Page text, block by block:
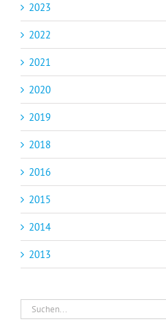
2023
2022
2021
2020
2019
2018
2016
2015
2014
2013
Suche
nach: